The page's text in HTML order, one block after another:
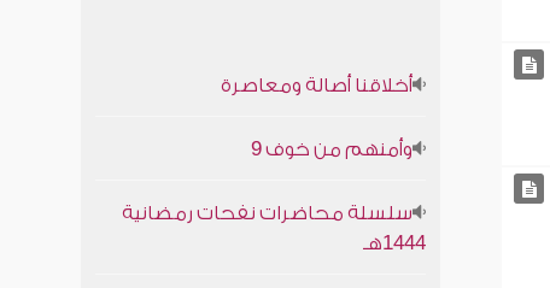
أخلاقنا أصالة ومعاصرة
وأمنهم من خوف 9
سلسلة محاضرات نفحات رمضانية
1444هـ